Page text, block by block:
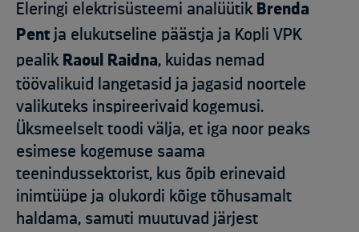
Eleringi elektrisüsteemi analüütik Brenda
Pent ja elukutseline päästja ja Kopli VPK
pealik Raoul Raidna, kuidas nemad
töövalikuid langetasid ja jagasid noortele
valikuteks inspireerivaid kogemusi.
Üksmeelselt toodi välja, et iga noor peaks
esimese kogemuse saama
teenindussektorist, kus õpib erinevaid
inimtüüpe ja olukordi kõige tõhusamalt
haldama, samuti muutuvad järjest